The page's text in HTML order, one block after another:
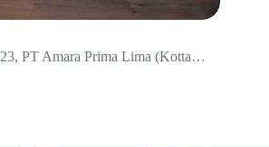
PT Amara Prima Lima (Kotta…